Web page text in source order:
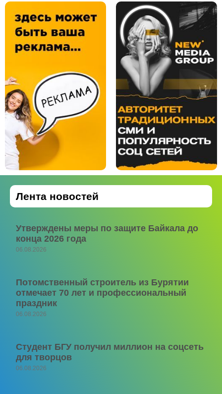
Лента новостей
Утверждены меры по защите Байкала до
конца 2026 года
06.08.2026
Потомственный строитель из Бурятии
отмечает 70 лет и профессиональный
праздник
06.08.2026
Студент БГУ получил миллион на соцсеть
для творцов
06.08.2026